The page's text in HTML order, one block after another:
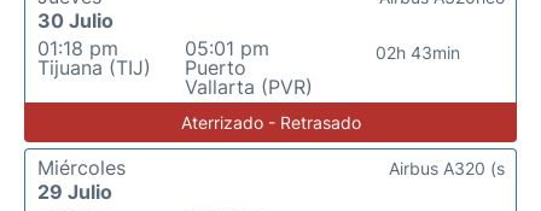
30 Julio
01:18 pm
Tijuana (TIJ)
05:01 pm
Puerto
Vallarta (PVR)
02h 43min
Aterrizado - Retrasado
Miércoles
29 Julio
Airbus A320 (s